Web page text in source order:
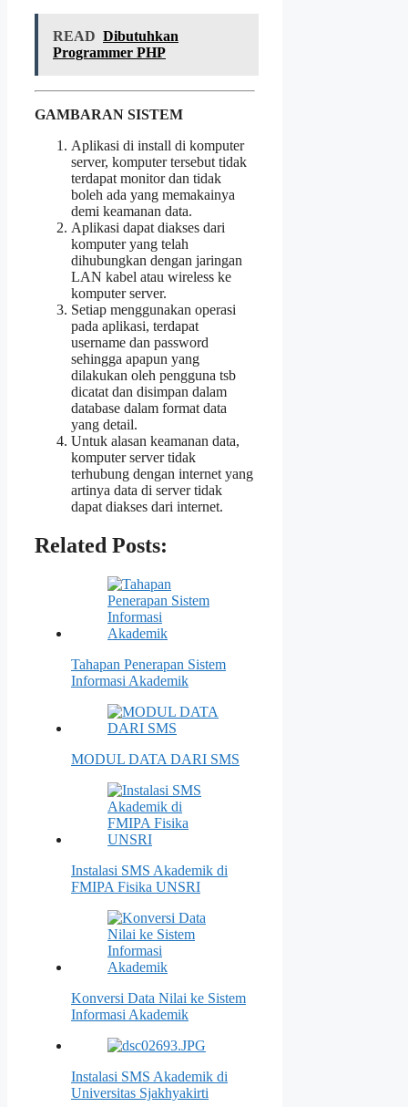
READ Dibutuhkan
Programmer PHP
GAMBARAN SISTEM
Aplikasi di install di komputer
server, komputer tersebut tidak
terdapat monitor dan tidak
boleh ada yang memakainya
demi keamanan data.
Aplikasi dapat diakses dari
komputer yang telah
dihubungkan dengan jaringan
LAN kabel atau wireless ke
komputer server.
Setiap menggunakan operasi
pada aplikasi, terdapat
username dan password
sehingga apapun yang
dilakukan oleh pengguna tsb
dicatat dan disimpan dalam
database dalam format data
yang detail.
Untuk alasan keamanan data,
komputer server tidak
terhubung dengan internet yang
artinya data di server tidak
dapat diakses dari internet.
Related Posts:
Tahapan Penerapan Sistem
Informasi Akademik
MODUL DATA DARI SMS
Instalasi SMS Akademik di
FMIPA Fisika UNSRI
Konversi Data Nilai ke Sistem
Informasi Akademik
Instalasi SMS Akademik di
Universitas Sjakhyakirti